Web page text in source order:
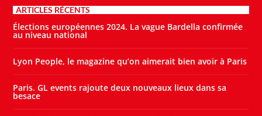
ARTICLES RÉCENTS
Élections européennes 2024. La vague Bardella confirmée
au niveau national
Lyon People, le magazine qu’on aimerait bien avoir à Paris
Paris. GL events rajoute deux nouveaux lieux dans sa
besace